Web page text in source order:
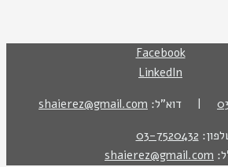
Facebook
LinkedIn
| דוא"ל: shaierez@gmail.com
03-7520432
shaierez@gmail.com